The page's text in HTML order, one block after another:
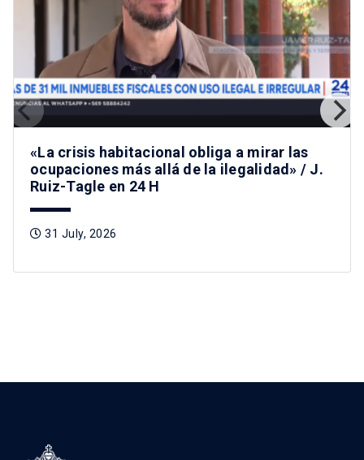
«La crisis habitacional obliga a mirar las
ocupaciones más allá de la ilegalidad» / J.
Ruiz-Tagle en 24 H
31 July, 2026